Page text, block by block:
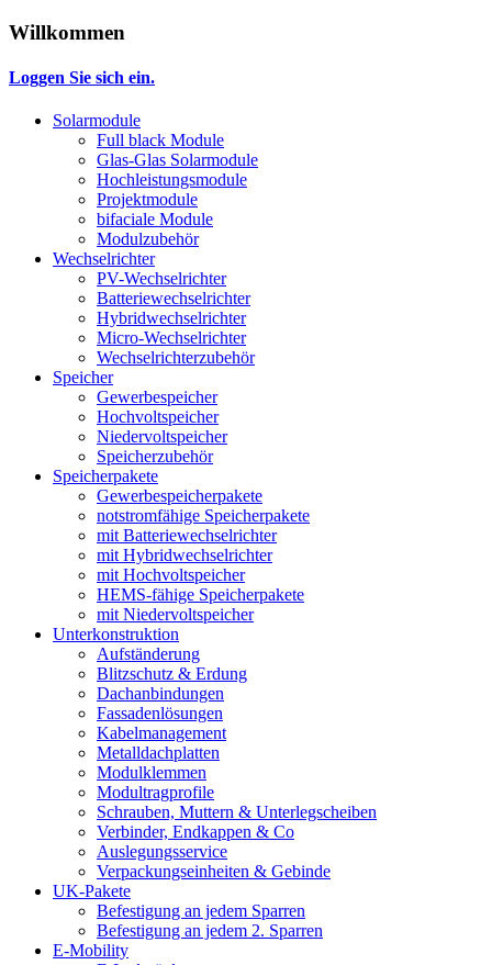
Willkommen
Loggen Sie sich ein.
Solarmodule
Full black Module
Glas-Glas Solarmodule
Hochleistungsmodule
Projektmodule
bifaciale Module
Modulzubehör
Wechselrichter
PV-Wechselrichter
Batteriewechselrichter
Hybridwechselrichter
Micro-Wechselrichter
Wechselrichterzubehör
Speicher
Gewerbespeicher
Hochvoltspeicher
Niedervoltspeicher
Speicherzubehör
Speicherpakete
Gewerbespeicherpakete
notstromfähige Speicherpakete
mit Batteriewechselrichter
mit Hybridwechselrichter
mit Hochvoltspeicher
HEMS-fähige Speicherpakete
mit Niedervoltspeicher
Unterkonstruktion
Aufständerung
Blitzschutz & Erdung
Dachanbindungen
Fassadenlösungen
Kabelmanagement
Metalldachplatten
Modulklemmen
Modultragprofile
Schrauben, Muttern & Unterlegscheiben
Verbinder, Endkappen & Co
Auslegungsservice
Verpackungseinheiten & Gebinde
UK-Pakete
Befestigung an jedem Sparren
Befestigung an jedem 2. Sparren
E-Mobility